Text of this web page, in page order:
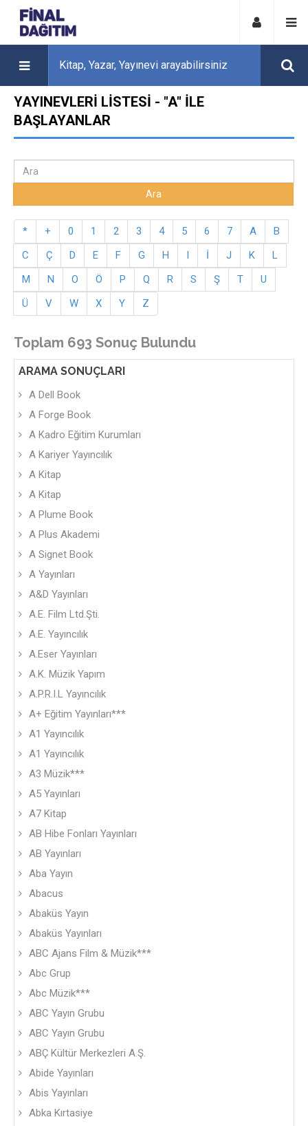
YAYINEVLERI LISTESI - "A" ILE
BAŞLAYANLAR
* + 0 1 2 3 4 5 6 7 A
B
C
Ç D E F G H I İ J K
L
M
N O Ö P Q R S Ş T
U
Ü
V W X Y Z
Toplam 693 Sonuç Bulundu
ARAMA SONUÇLARI
A Dell Book
A Forge Book
A Kadro Eğitim Kurumları
A Kariyer Yayıncılık
A Kitap
A Kitap
A Plume Book
A Plus Akademi
A Signet Book
A Yayınları
A&D Yayınları
A.E. Film Ltd.Şti.
A.E. Yayıncılık
A.Eser Yayınları
A.K. Müzik Yapım
A.P.R.I.L Yayıncılık
A+ Eğitim Yayınları***
A1 Yayıncılık
A1 Yayıncılık
A3 Müzik***
A5 Yayınları
A7 Kitap
AB Hibe Fonları Yayınları
AB Yayınları
Aba Yayın
Abacus
Abaküs Yayın
Abaküs Yayınları
ABC Ajans Film & Müzik***
Abc Grup
Abc Müzik***
ABC Yayın Grubu
ABC Yayın Grubu
ABÇ Kültür Merkezleri A.Ş.
Abide Yayınları
Abis Yayınları
Abka Kırtasiye